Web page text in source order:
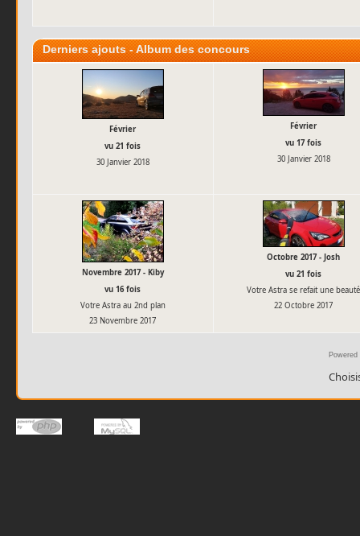
Derniers ajouts - Album des concours
Février
vu 21 fois
30 Janvier 2018
Février
vu 17 fois
30 Janvier 2018
Novembre 2017 - Kiby
vu 16 fois
Votre Astra au 2nd plan
23 Novembre 2017
Octobre 2017 - Josh
vu 21 fois
Votre Astra se refait une beauté
22 Octobre 2017